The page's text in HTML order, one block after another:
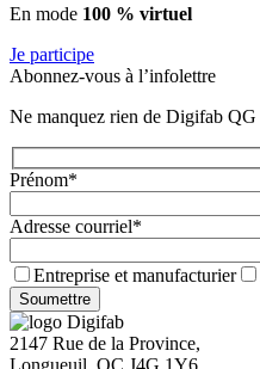
En mode 100 % virtuel
Je participe
Abonnez-vous à l’infolettre
Ne manquez rien de Digifab QG
Prénom*
Adresse courriel*
Entreprise et manufacturier
2147 Rue de la Province,